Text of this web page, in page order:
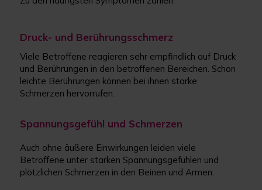
Druck- und Berührungsschmerz
Viele Betroffene reagieren sehr empfindlich auf Druck
und Berührungen in den betroffenen Bereichen. Schon
leichte Berührungen können bei ihnen starke
Schmerzen hervorrufen.
Spannungsgefühl und Schmerzen
Auch ohne äußere Einwirkungen leiden viele
Betroffene unter starken Spannungsgefühlen und
plötzlichen Schmerzen in den Beinen und Armen.